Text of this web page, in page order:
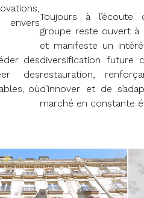
des
des
où
Toujours à l’écoute
groupe reste ouvert à
et manifeste un
diversification future
restauration,
d’innover et de
marché en constante